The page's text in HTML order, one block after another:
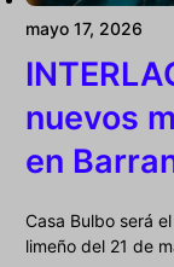
mayo 17, 2026
nuevos
en
Casa Bulbo será
limeño del 21 de